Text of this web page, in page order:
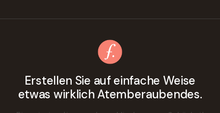
Erstellen Sie auf einfache Weise
etwas wirklich Atemberaubendes.